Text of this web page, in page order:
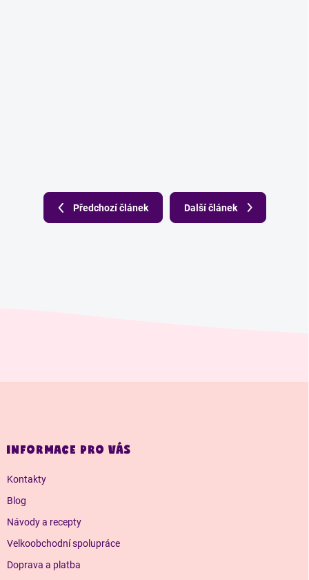
Předchozí článek Další článek
a INFORMACE PRO VÁS
Kontakty
Blog
Návody a recepty
Velkoobchodní spolupráce
Doprava a platba